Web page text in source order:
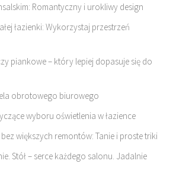
Romantyczny i urokliwy design
łazienki: Wykorzystaj przestrzeń
piankowe – który lepiej dopasuje się do
obrotowego biurowego
wyboru oświetlenia w łazience
większych remontów: Tanie i proste triki
Stół – serce każdego salonu. Jadalnie